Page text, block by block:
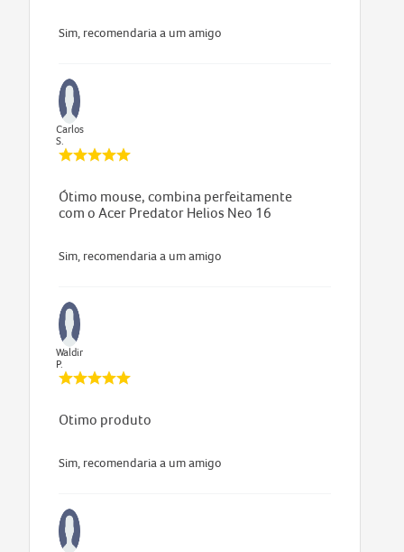
Sim, recomendaria a um amigo
Carlos
S.
Ótimo mouse, combina perfeitamente
com o Acer Predator Helios Neo 16
Sim, recomendaria a um amigo
Waldir
P.
Otimo produto
Sim, recomendaria a um amigo